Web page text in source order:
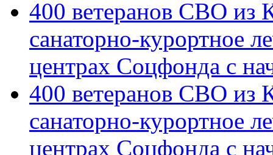
400 ветеранов СВО из
санаторно-курортное
центрах Соцфонда с
400 ветеранов СВО из
санаторно-курортное
центрах Соцфонда с